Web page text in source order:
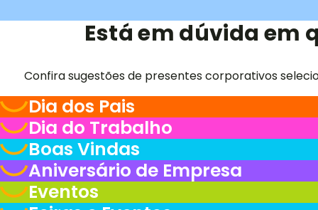
Está em dúvida em
Confira sugestões de presentes corporativos
Dia dos Pais
Dia do Trabalho
Boas Vindas
Aniversário de Empresa
Eventos